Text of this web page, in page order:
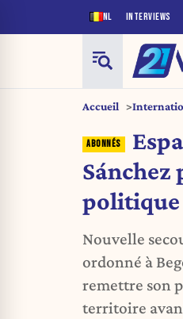
NL INTERVIEWS
Accueil
Sánchez
politique
Nouvelle
ordonné à
remettre son
territoire